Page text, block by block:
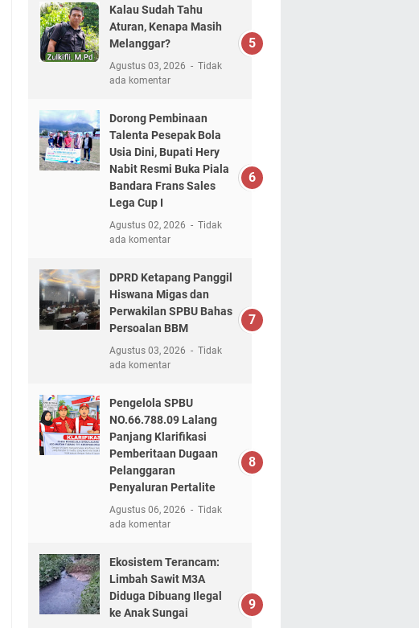
Kalau Sudah Tahu
Aturan, Kenapa Masih
Melanggar?
Agustus 03, 2026
Tidak
ada komentar
Dorong Pembinaan
Talenta Pesepak Bola
Usia Dini, Bupati Hery
Nabit Resmi Buka Piala
Bandara Frans Sales
Lega Cup I
Agustus 02, 2026
Tidak
ada komentar
DPRD Ketapang Panggil
Hiswana Migas dan
Perwakilan SPBU Bahas
Persoalan BBM
Agustus 03, 2026
Tidak
ada komentar
Pengelola SPBU
NO.66.788.09 Lalang
Panjang Klarifikasi
Pemberitaan Dugaan
Pelanggaran
Penyaluran Pertalite
Agustus 06, 2026
Tidak
ada komentar
Ekosistem Terancam:
Limbah Sawit M3A
Diduga Dibuang Ilegal
ke Anak Sungai